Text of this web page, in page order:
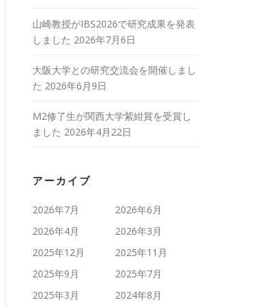
山崎教授がIBS2026で研究成果を発表
しました 2026年7月6日
大阪大学との研究交流会を開催しまし
た 2026年6月9日
M2修了生が関西大学紫紺賞を受賞し
ました 2026年4月22日
アーカイブ
2026年7月
2026年6月
2026年4月
2026年3月
2025年12月
2025年11月
2025年9月
2025年7月
2025年3月
2024年8月